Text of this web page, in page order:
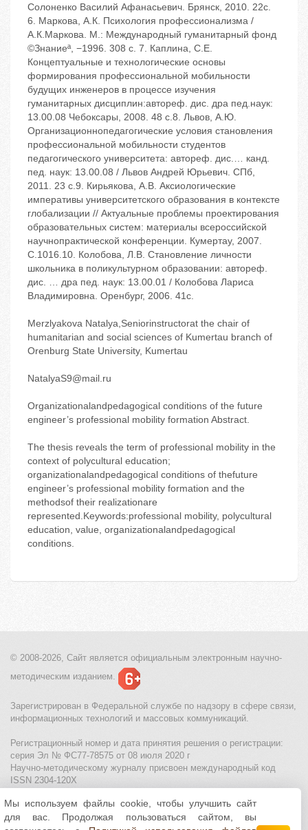
Солоненко Василий Афанасьевич. ‬Брянск, 2010. ‬22с.
6. Маркова, А.К. Психология профессионализма /
А.К.Маркова. ‬М.: Международный гуманитарный фонд
©Знаниеª, −1996. ‬308 с. 7. Каплина, С.Е.
Концептуальные и технологические основы
формирования профессиональной мобильности
будущих инженеров в процессе изучения
гуманитарных дисциплин:автореф. дис. дра пед.наук:
13.00.08 ‬Чебоксары, 2008. ‬48 с.8. Львов, А.Ю.
Организационнопедагогические условия становления
профессиональной мобильности студентов
педагогического университета: автореф. дис.… канд.
пед. наук: 13.00.08 / Львов Андрей Юрьевич. ‬СПб,
2011. ‬23 с.9. Кирьякова, А.В. Аксиологические
императивы университетского образования в контексте
глобализации // Актуальные проблемы проектирования
образовательных систем: материалы всероссийской
научнопрактической конференции. ‬Кумертау, 2007.
‬С.10‬16.10. Колобова, Л.В. Становление личности
школьника в поликультурном образовании: автореф.
дис. … дра пед. наук: 13.00.01 / Колобова Лариса
Владимировна. ‬Оренбург, 2006. ‬41с.
Merzlyakova Natalya,Seniorinstructorat the chair of
humanitarian and social sciences of Kumertau branch of
Orenburg State University, Kumertau
NatalyaS9@mail.ru
Organizationalandpedagogical conditions of the future
engineer’s professional mobility formation Abstract.
The thesis reveals the term of professional mobility in the
context of polycultural education;
organizationalandpedagogical conditions of thefuture
engineer’s professional mobility formation and the
methodsof their realizationare
represented.Keywords:professional mobility, polycultural
education, value, organizationalandpedagogical
conditions.
© 2008-2026, Сайт является официальным электронным научно-
методическим изданием.
Зарегистрирован в Федеральной службе по надзору в сфере связи,
информационных технологий и массовых коммуникаций.
Регистрационный номер и дата принятия решения о регистрации:
серия Эл № ФС77-78575 от 08 июля 2020 г
Научно-методическому журналу присвоен международный код
ISSN 2304-120X
МЦИТО|Школьные олимпиады и онлайн конкурсы для детей
Политика использования файлов cookie| Политика обработки и
Мы используем файлы cookie, чтобы улучшить сайт
для вас. Продолжая пользоваться сайтом, вы